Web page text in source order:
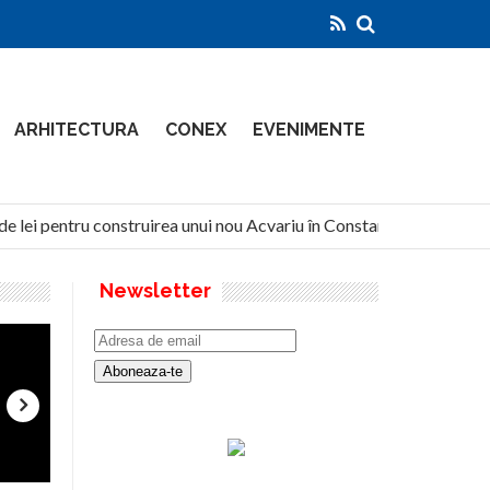
ARHITECTURA CONEX EVENIMENTE
lei pentru construirea unui nou Acvariu în Constanța
Newsletter